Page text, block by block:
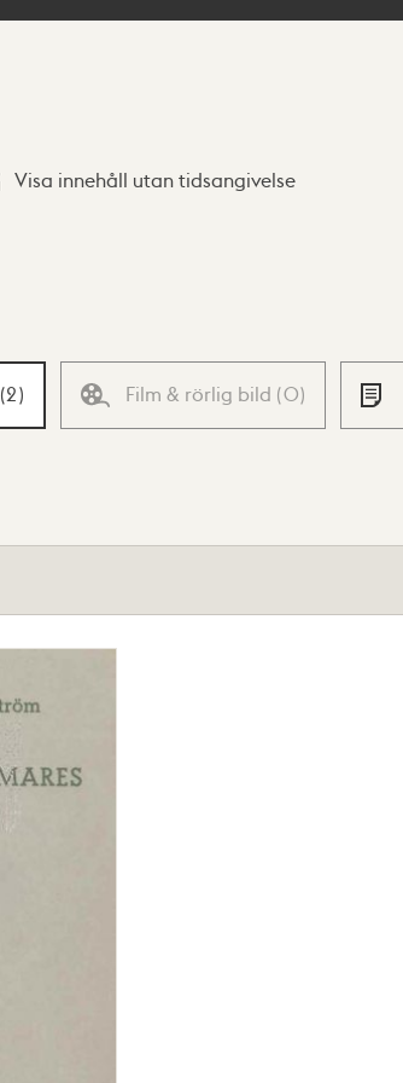
Visa innehåll utan tidsangivelse
(2) Film & rörlig bild (0)